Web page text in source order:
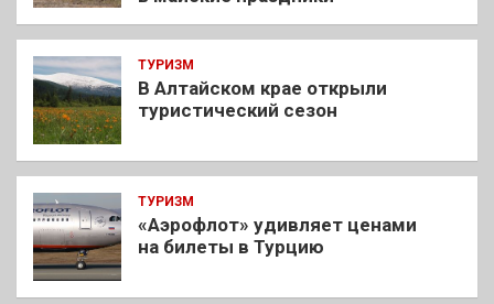
ТУРИЗМ
В Алтайском крае открыли
туристический сезон
ТУРИЗМ
«Аэрофлот» удивляет ценами
на билеты в Турцию